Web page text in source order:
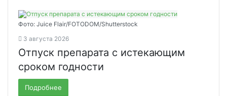
Фото: Juice Flair/FOTODOM/Shutterstoсk
3 августа 2026
Отпуск препарата с истекающим
сроком годности
Подробнее